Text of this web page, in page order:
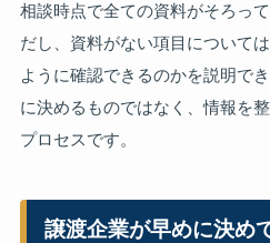
相談時点で全ての資料がそろっ
だし、資料がない項目について
ように確認できるのかを説明で
に決めるものではなく、情報を
プロセスです。
譲渡企業が早めに決め